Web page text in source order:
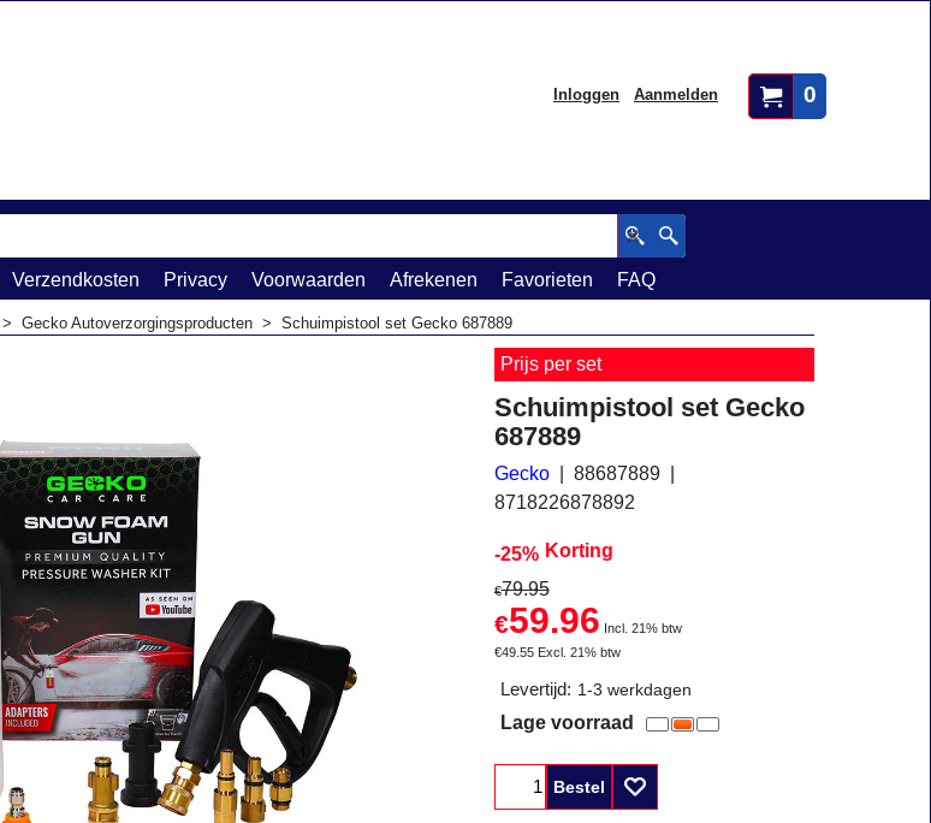
0
Inloggen Aanmelden
Verzendkosten Privacy Voorwaarden Afrekenen Favorieten
FAQ
> Gecko Autoverzorgingsproducten > Schuimpistool set Gecko 687889
Prijs per set
Schuimpistool set Gecko
687889
Gecko
88687889
8718226878892
-25% Korting
€79.95
€59.96 Incl. 21% btw
€49.55 Excl. 21% btw
Levertijd: 1-3 werkdagen
Lage voorraad
Bestel